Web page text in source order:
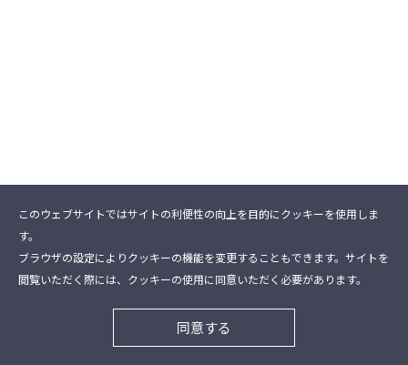
このウェブサイトではサイトの利便性の向上を目的にクッキーを使用しま
す。
ブラウザの設定によりクッキーの機能を変更することもできます。サイトを
閲覧いただく際には、クッキーの使用に同意いただく必要があります。
同意する